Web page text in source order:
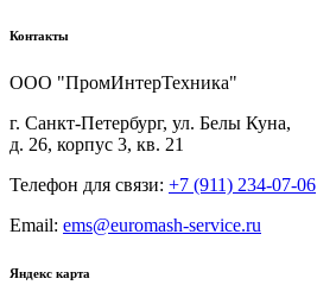
Контакты
ООО "ПромИнтерТехника"
г. Санкт-Петербург, ул. Белы Куна,
д. 26, корпус 3, кв. 21
Телефон для связи: +7 (911) 234-07-06
Email: ems@euromash-service.ru
Яндекс карта